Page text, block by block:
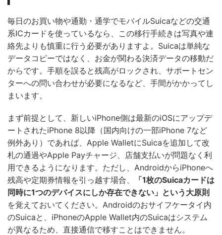
毎日のお買い物や通勤・通学でモバイルSuicaなどの交通
系ICカードを使っているなら、この移行手続きは写真や連
絡先よりも慎重に行う必要がありますよ。Suicaは単純な
データコピーではなく、お金が関わる決済データの移動だ
からです。手順を誤ると残高がロックされ、サポートセン
ターへの問い合わせが必要になるなど、手間がかかってし
まいます。
まず前提として、新しいiPhone側は最新のiOSにアップデ
ートされたiPhone 8以降（国内向けの一部iPhone 7など
例外あり）であれば、Apple WalletにSuicaを追加して改
札の通過やApple Payチャージ、店舗支払いが問題なく利
用できるようになります。ただし、AndroidからiPhoneへ
残高や定期券情報を引っ越す場合、
「1枚のSuicaカードは
同時に1つのデバイスにしか存在できない」という大原則
を覚えておいてください。Androidのおサイフケータイ内
のSuicaと、iPhoneのApple Wallet内のSuicaはシステム
が異なるため、直接通信で移すことはできません。